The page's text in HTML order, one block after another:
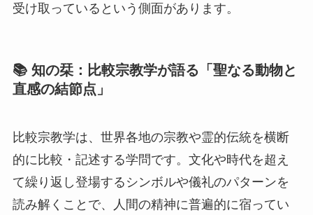
受け取っているという側面があります。
📚 知の栞：比較宗教学が語る「聖なる動物と
直感の結節点」
比較宗教学は、世界各地の宗教や霊的伝統を横断
的に比較・記述する学問です。文化や時代を超え
て繰り返し登場するシンボルや儀礼のパターンを
読み解くことで、人間の精神に普遍的に宿ってい